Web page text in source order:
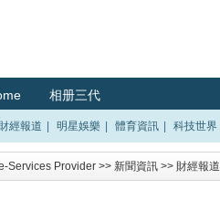
相册三代
財經報道 明星娛樂 體育資訊 科技世界
Services Provider >> 新聞資訊 >> 財經報道